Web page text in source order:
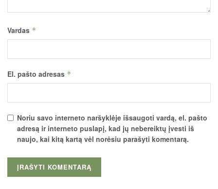
Vardas *
El. pašto adresas *
Noriu savo interneto naršyklėje išsaugoti vardą, el. pašto
adresą ir interneto puslapį, kad jų nebereiktų įvesti iš
naujo, kai kitą kartą vėl norėsiu parašyti komentarą.